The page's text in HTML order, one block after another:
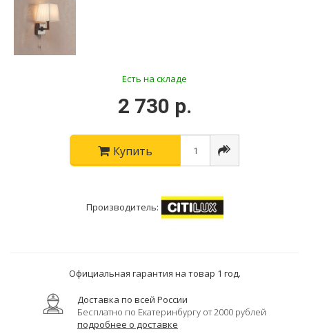
Есть на складе
2 730 р.
Купить
Производитель:
Официальная гарантия на товар 1 год.
Доставка по всей России
Бесплатно по Екатеринбургу от 2000 рублей
подробнее о доставке